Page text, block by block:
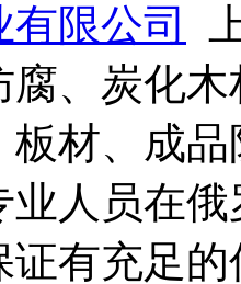
有限公司
腐、炭化
板材、成
业人员在
证有充足